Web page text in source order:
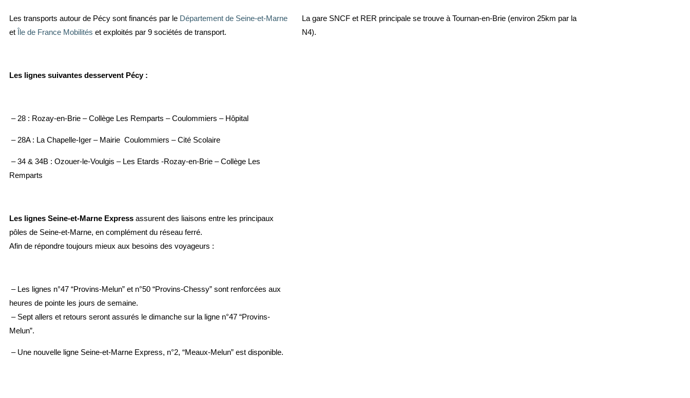
Les transports autour de Pécy sont financés par le Département de Seine-et-Marne
et Île de France Mobilités et exploités par 9 sociétés de transport.
Les lignes suivantes desservent Pécy :
– 28 : Rozay-en-Brie – Collège Les Remparts – Coulommiers – Hôpital
– 28A : La Chapelle-Iger – Mairie Coulommiers – Cité Scolaire
– 34 & 34B : Ozouer-le-Voulgis – Les Etards -Rozay-en-Brie – Collège Les
Remparts
Les lignes Seine-et-Marne Express assurent des liaisons entre les principaux
pôles de Seine-et-Marne, en complément du réseau ferré.
Afin de répondre toujours mieux aux besoins des voyageurs :
– Les lignes n°47 “Provins-Melun” et n°50 “Provins-Chessy” sont renforcées aux
heures de pointe les jours de semaine.
– Sept allers et retours seront assurés le dimanche sur la ligne n°47 “Provins-
Melun”.
– Une nouvelle ligne Seine-et-Marne Express, n°2, “Meaux-Melun” est disponible.
La gare SNCF et RER principale se trouve à Tournan-en-Brie (environ 25km par la
N4).